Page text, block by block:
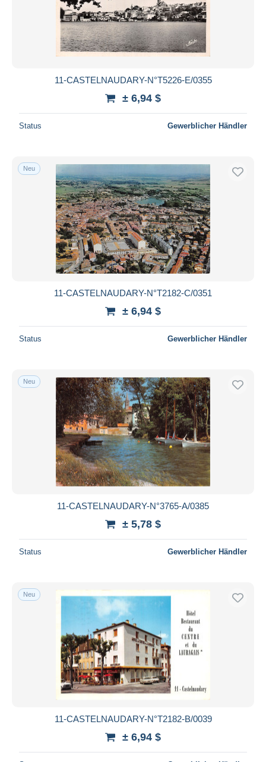
11-CASTELNAUDARY-N°T5226-E/0355
± 6,94 $
Status Gewerblicher Händler
Neu
11-CASTELNAUDARY-N°T2182-C/0351
± 6,94 $
Status Gewerblicher Händler
Neu
11-CASTELNAUDARY-N°3765-A/0385
± 5,78 $
Status Gewerblicher Händler
Neu
11-CASTELNAUDARY-N°T2182-B/0039
± 6,94 $